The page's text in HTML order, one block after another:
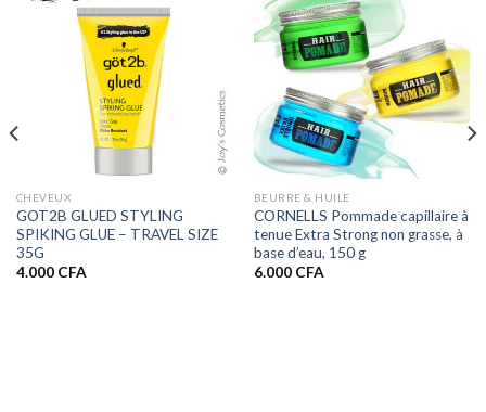
CHEVEUX
GOT2B GLUED STYLING
SPIKING GLUE – TRAVEL SIZE
35G
4.000 CFA
BEURRE & HUILE
CORNELLS Pommade capillaire à
tenue Extra Strong non grasse, à
base d’eau, 150 g
6.000 CFA